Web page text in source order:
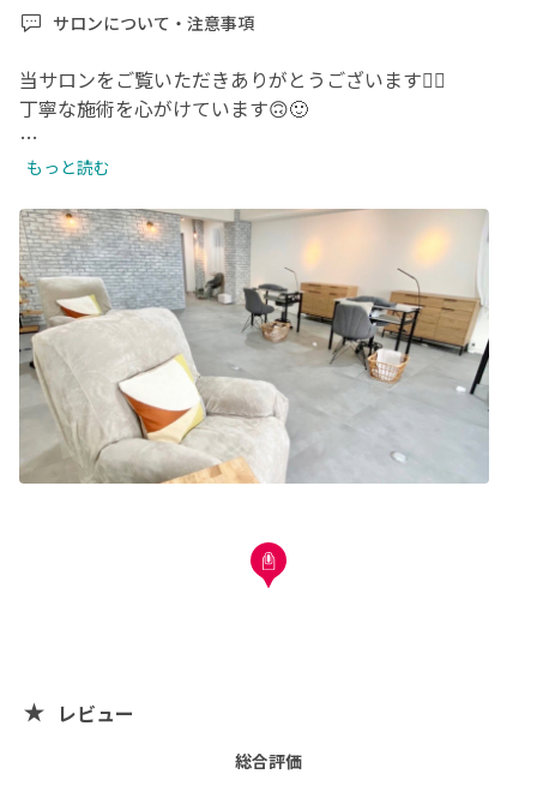
サロンについて・注意事項
当サロンをご覧いただきありがとうございます🙇‍♀️
丁寧な施術を心がけています🙃🙂
ご連絡なく１０分以上遅れられる場合はキャンセル扱いと
また、ご連絡いただけた場合でもメニューの変更等お願い
する場合がございます🙇‍♀️🙇
🐶３D Art、特殊な Art、キャラクター不可
最後までお読み頂きありがとうございます😊
もっと読む
レビュー
総合評価